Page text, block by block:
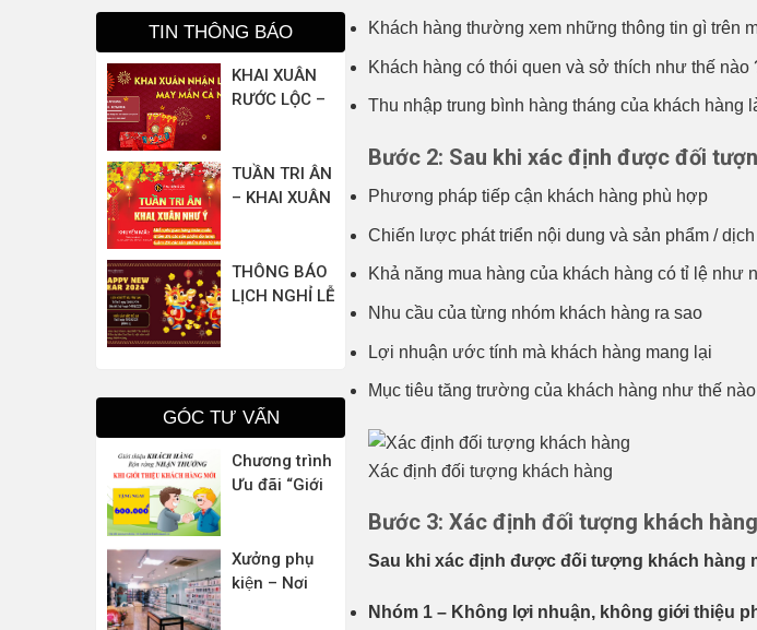
Khách hàng thường xem những thông tin gì trên
Khách hàng có thói quen và sở thích như thế nào
Thu nhập trung bình hàng tháng của khách hàng
Bước 2: Sau khi xác định được đối
Phương pháp tiếp cận khách hàng phù hợp
Chiến lược phát triển nội dung và sản phẩm / dịch
Khả năng mua hàng của khách hàng có tỉ lệ như
Nhu cầu của từng nhóm khách hàng ra sao
Lợi nhuận ước tính mà khách hàng mang lại
Mục tiêu tăng trường của khách hàng như thế nào
Xác định đối tượng khách hàng
Bước 3: Xác định đối tượng khách hàng
Sau khi xác định được đối tượng khách hàng
Nhóm 1 – Không lợi nhuận, không giới thiệu
1562F,
1562E,
1562AE
TIN THÔNG BÁO
KHAI XUÂN
RƯỚC LỘC –
TUẦN TRI ÂN
– KHAI XUÂN
THÔNG BÁO
LỊCH NGHỈ LỄ
GÓC TƯ VẤN
Chương trình
Ưu đãi “Giới
Ràng Nhận
Thưởng”
Xưởng phụ
kiện – Nơi